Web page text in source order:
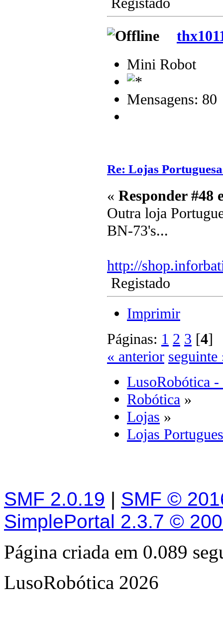
Mini Robot
Mensagens: 80
Re: Lojas
« Responder #48
Outra loja
BN-73's...
http://
Registado
Imprimir
Páginas: 1 2 3 [4
« anterior seguinte
LusoRobótica -
Robótica »
Lojas »
Lojas
SMF 2.0.19 | SMF ©
SimplePortal 2.3.7 ©
Página criada em 0.089
LusoRobótica 2026